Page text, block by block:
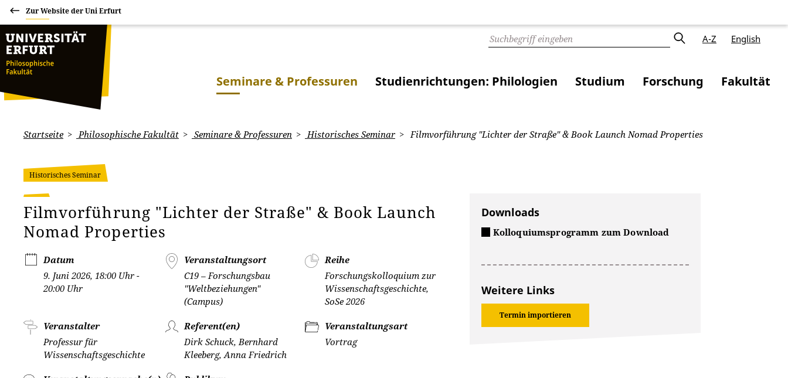
Zur Website der Uni Erfurt
A-Z English
Seminare & Professuren Studienrichtungen: Philologien Studium Forschung Fakultät
Startseite Philosophische Fakultät Seminare & Professuren Historisches Seminar Filmvorführung "Lichter der Straße" & Book Launch Nomad Properties
Historisches Seminar
Filmvorführung "Lichter der Straße" & Book Launch
Nomad Properties
Datum
9. Juni 2026, 18:00 Uhr -
20:00 Uhr
Veranstaltungsort
C19 – Forschungsbau
"Weltbeziehungen"
(Campus)
Reihe
Forschungskolloquium zur
Wissenschaftsgeschichte,
SoSe 2026
Veranstalter
Professur für
Wissenschaftsgeschichte
Referent(en)
Dirk Schuck, Bernhard
Kleeberg, Anna Friedrich
Veranstaltungsart
Vortrag
Downloads
Kolloquiumsprogramm zum Download
Weitere Links
Termin importieren